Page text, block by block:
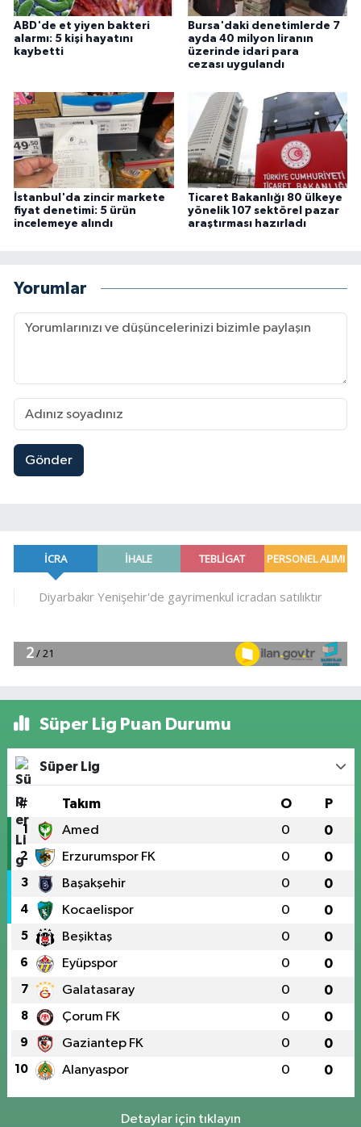
ABD'de et yiyen bakteri
alarmı: 5 kişi hayatını
kaybetti
Bursa'daki denetimlerde 7
ayda 40 milyon liranın
üzerinde idari para
cezası uygulandı
İstanbul'da zincir markete
fiyat denetimi: 5 ürün
incelemeye alındı
Ticaret Bakanlığı 80 ülkeye
yönelik 107 sektörel pazar
araştırması hazırladı
Yorumlar
Gönder
Süper Lig Puan Durumu
Süper Lig
# Takım O P
1 Amed 0 0
2 Erzurumspor FK 0 0
3 Başakşehir 0 0
4 Kocaelispor 0 0
5 Beşiktaş 0 0
6 Eyüpspor 0 0
7 Galatasaray 0 0
8 Çorum FK 0 0
9 Gaziantep FK 0 0
10 Alanyaspor 0 0
Detaylar için tıklayın